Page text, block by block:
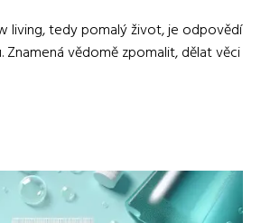
living, tedy pomalý život, je odpovědí
Znamená vědomě zpomalit, dělat věci